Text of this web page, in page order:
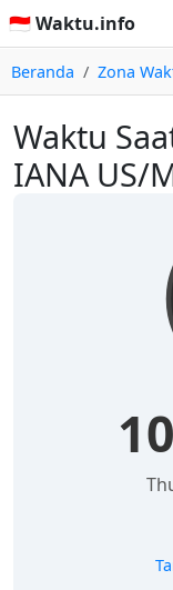
🇮🇩 Waktu.info
Beranda Zona
Waktu
IANA US/